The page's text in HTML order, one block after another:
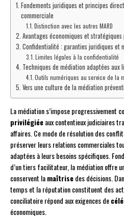
Fondements juridiques et principes
commerciale
Distinction avec les autres MARD
Avantages économiques et
Confidentialité : garanties juridiques et
Limites légales à la confidentialité
Techniques de médiation adaptées aux
Outils numériques au service de la
Vers une culture de la médiation
La médiation s’impose progressivement
privilégiéeaux contentieux judiciaires
affaires. Ce mode de résolution des
préserver leurs relations commerciales
adaptées à leurs besoins spécifiques.
d’un tiers facilitateur, la médiation offre
conservent lamaîtrisedes décisions.
temps et la réputation constituent des
conciliatoire répond aux exigences de
économiques.